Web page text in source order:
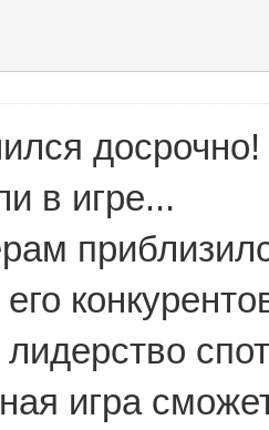
в игре...
игра